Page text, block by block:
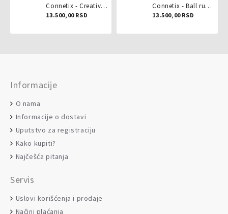
Connetix - Creative pack 102 dela
13.500,00 RSD
Connetix - Ball run pastel 106 delova
13.500,00 RSD
Informacije
O nama
Informacije o dostavi
Uputstvo za registraciju
Kako kupiti?
Najčešća pitanja
Servis
Uslovi korišćenja i prodaje
Načini plaćanja